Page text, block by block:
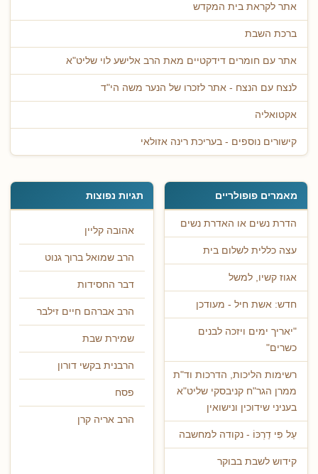
אתר לקראת בית המקדש
ברכת השבת
אתר עם חומרים דידקטיים מאת הרב אלישע לוי שליט"א
לנצח עם הנצח - אתר לזכרו של הנער משה הי"ד
אקטואליה
קישורים נוספים - בעריכת רינה אזולאי
מאמרים פופולריים
הדרת נשים או האדרת נשים
עצה כללית לשלום בית
אגוז קשיו, למשל
חדש: אשת חיל - מעודכן
"יאריך ימים ויזכה לבנים
כשרים"
רשימות הליכות, הדרכות וד"ת
ממרן הגר"ח קניבסקי שליט"א
בעניני שידוכין ונישואין
עַל פִּי דַרְכּוֹ - נקודה למחשבה
קידוש לשבת בבוקר
תגיות נפוצות
אהובה קליין
הרב שמואל ברוך גנוט
דבר החסידות
הרב אברהם חיים זילבר
שמירת שבת
הרבנית בקשי דורון
פסח
הרב אריה קרן